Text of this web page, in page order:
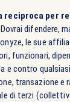
reciproca per
difendere,
le sue
funzionari,
e contro
transazione e
di terzi